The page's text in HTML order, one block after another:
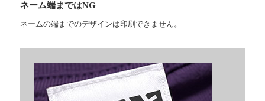
ネーム端まではNG
ネームの端までのデザインは印刷できません。